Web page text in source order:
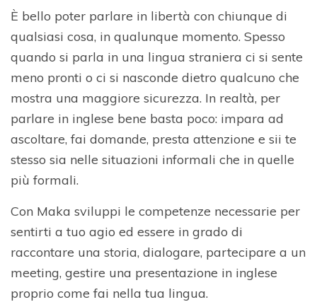
È bello poter parlare in libertà con chiunque di
qualsiasi cosa, in qualunque momento. Spesso
quando si parla in una lingua straniera ci si sente
meno pronti o ci si nasconde dietro qualcuno che
mostra una maggiore sicurezza. In realtà, per
parlare in inglese bene basta poco: impara ad
ascoltare, fai domande, presta attenzione e sii te
stesso sia nelle situazioni informali che in quelle
più formali.
Con Maka sviluppi le competenze necessarie per
sentirti a tuo agio ed essere in grado di
raccontare una storia, dialogare, partecipare a un
meeting, gestire una presentazione in inglese
proprio come fai nella tua lingua.